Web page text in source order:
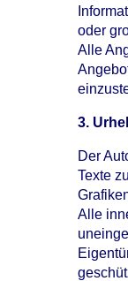
oder
Alle
3.
Der
Texte
Alle